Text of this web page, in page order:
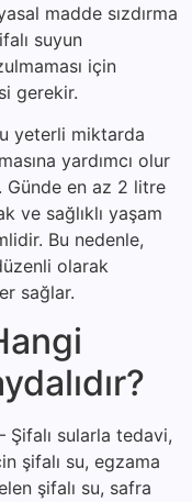
madde sızdırma
suyun
için
gerekir.
yeterli miktarda
yardımcı olur
Günde en az 2 litre
ve sağlıklı yaşam
Bu nedenle,
olarak
sağlar.
Şifalı sularla tedavi,
şifalı su, egzama
şifalı su, safra